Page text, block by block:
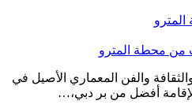
من محطة المترو
والفن المعماري الأصيل في
أفضل من بر دبي،…